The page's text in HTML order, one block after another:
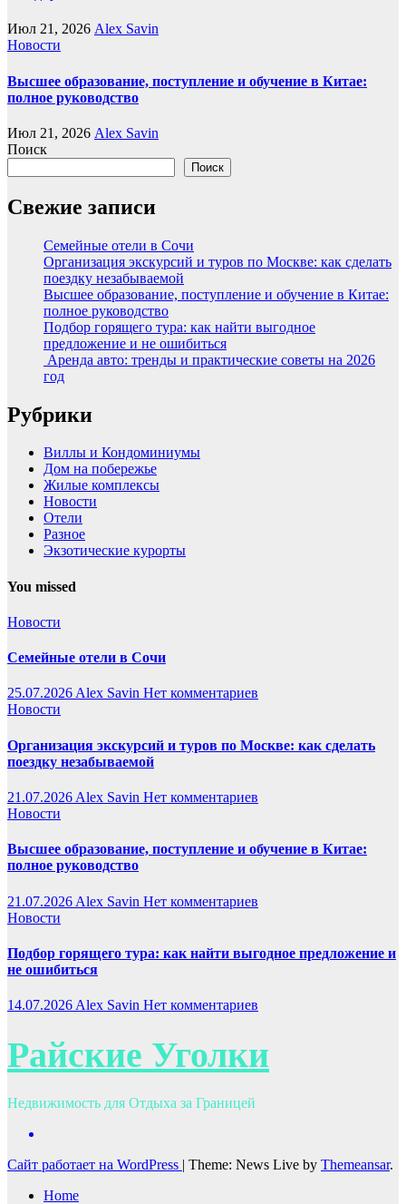
Июл 21, 2026 Alex Savin
Новости
Высшее образование, поступление и обучение в Китае:
полное руководство
Июл 21, 2026 Alex Savin
Поиск
Поиск
Свежие записи
Семейные отели в Сочи
Организация экскурсий и туров по Москве: как сделать
поездку незабываемой
Высшее образование, поступление и обучение в Китае:
полное руководство
Подбор горящего тура: как найти выгодное
предложение и не ошибиться
Аренда авто: тренды и практические советы на 2026
год
Рубрики
Виллы и Кондоминиумы
Дом на побережье
Жилые комплексы
Новости
Отели
Разное
Экзотические курорты
You missed
Новости
Семейные отели в Сочи
25.07.2026Alex Savin Нет комментариев
Новости
Организация экскурсий и туров по Москве: как сделать
поездку незабываемой
21.07.2026 Alex Savin Нет комментариев
Новости
Высшее образование, поступление и обучение в Китае:
полное руководство
21.07.2026 Alex Savin Нет комментариев
Новости
Подбор горящего тура: как найти выгодное предложение и
не ошибиться
14.07.2026 Alex Savin Нет комментариев
Райские Уголки
Недвижимость для Отдыха за Границей
Сайт работает на WordPress | Theme: News Live by Themeansar.
Home